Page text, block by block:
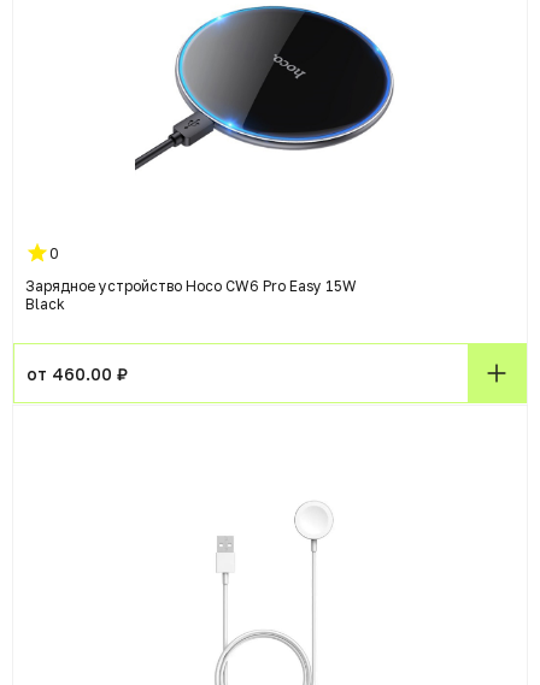
0
Зарядное устройство Hoco CW6 Pro Easy 15W
Black
от 460.00 ₽